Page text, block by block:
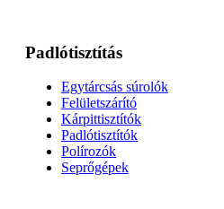
Padlótisztítás
Egytárcsás súrolók
Felületszárító
Kárpittisztítók
Padlótisztítók
Polírozók
Seprőgépek